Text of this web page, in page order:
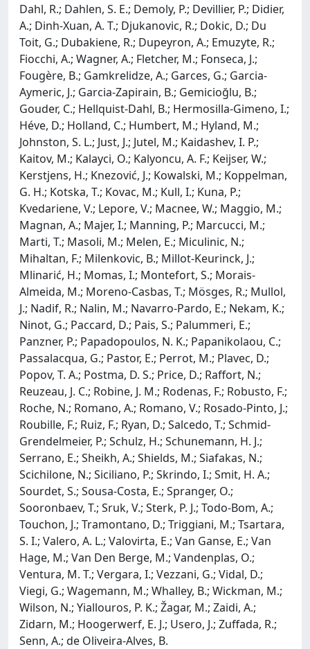
Dahl, R.; Dahlen, S. E.; Demoly, P.; Devillier, P.; Didier,
A.; Dinh-Xuan, A. T.; Djukanovic, R.; Dokic, D.; Du
Toit, G.; Dubakiene, R.; Dupeyron, A.; Emuzyte, R.;
Fiocchi, A.; Wagner, A.; Fletcher, M.; Fonseca, J.;
Fougère, B.; Gamkrelidze, A.; Garces, G.; Garcia-
Aymeric, J.; Garcia-Zapirain, B.; Gemicioğlu, B.;
Gouder, C.; Hellquist-Dahl, B.; Hermosilla-Gimeno, I.;
Héve, D.; Holland, C.; Humbert, M.; Hyland, M.;
Johnston, S. L.; Just, J.; Jutel, M.; Kaidashev, I. P.;
Kaitov, M.; Kalayci, O.; Kalyoncu, A. F.; Keijser, W.;
Kerstjens, H.; Knezović, J.; Kowalski, M.; Koppelman,
G. H.; Kotska, T.; Kovac, M.; Kull, I.; Kuna, P.;
Kvedariene, V.; Lepore, V.; Macnee, W.; Maggio, M.;
Magnan, A.; Majer, I.; Manning, P.; Marcucci, M.;
Marti, T.; Masoli, M.; Melen, E.; Miculinic, N.;
Mihaltan, F.; Milenkovic, B.; Millot-Keurinck, J.;
Mlinarić, H.; Momas, I.; Montefort, S.; Morais-
Almeida, M.; Moreno-Casbas, T.; Mösges, R.; Mullol,
J.; Nadif, R.; Nalin, M.; Navarro-Pardo, E.; Nekam, K.;
Ninot, G.; Paccard, D.; Pais, S.; Palummeri, E.;
Panzner, P.; Papadopoulos, N. K.; Papanikolaou, C.;
Passalacqua, G.; Pastor, E.; Perrot, M.; Plavec, D.;
Popov, T. A.; Postma, D. S.; Price, D.; Raffort, N.;
Reuzeau, J. C.; Robine, J. M.; Rodenas, F.; Robusto, F.;
Roche, N.; Romano, A.; Romano, V.; Rosado-Pinto, J.;
Roubille, F.; Ruiz, F.; Ryan, D.; Salcedo, T.; Schmid-
Grendelmeier, P.; Schulz, H.; Schunemann, H. J.;
Serrano, E.; Sheikh, A.; Shields, M.; Siafakas, N.;
Scichilone, N.; Siciliano, P.; Skrindo, I.; Smit, H. A.;
Sourdet, S.; Sousa-Costa, E.; Spranger, O.;
Sooronbaev, T.; Sruk, V.; Sterk, P. J.; Todo-Bom, A.;
Touchon, J.; Tramontano, D.; Triggiani, M.; Tsartara,
S. I.; Valero, A. L.; Valovirta, E.; Van Ganse, E.; Van
Hage, M.; Van Den Berge, M.; Vandenplas, O.;
Ventura, M. T.; Vergara, I.; Vezzani, G.; Vidal, D.;
Viegi, G.; Wagemann, M.; Whalley, B.; Wickman, M.;
Wilson, N.; Yiallouros, P. K.; Žagar, M.; Zaidi, A.;
Zidarn, M.; Hoogerwerf, E. J.; Usero, J.; Zuffada, R.;
Senn, A.; de Oliveira-Alves, B.